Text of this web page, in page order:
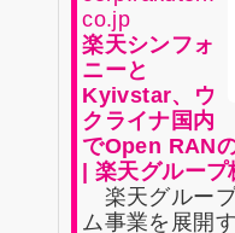
co.jp
楽天シンフォ
ニーと
Kyivstar、ウ
クライナ国内
でOpen RAN
| 楽天グループ
楽天グルー
ム事業を展開